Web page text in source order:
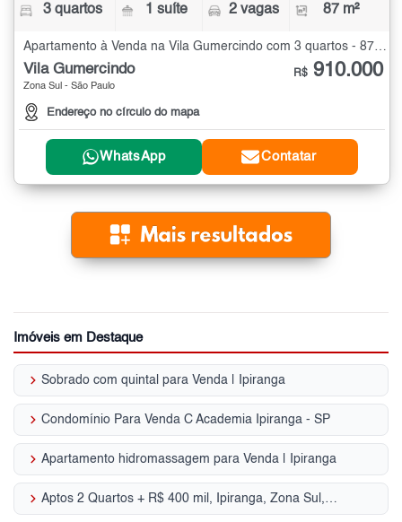
3 quartos 1 suíte 2 vagas 87 m²
Vila Gumercindo
Zona Sul - São Paulo
Endereço no círculo do mapa
R$ 910.000
WhatsApp Contatar
Imóveis em Destaque
keyboard_arrow_right Sobrado com quintal para Venda | Ipiranga
keyboard_arrow_right Condomínio Para Venda C Academia Ipiranga - SP
keyboard_arrow_right Apartamento hidromassagem para Venda | Ipiranga
keyboard_arrow_right Aptos 2 Quartos + R$ 400 mil, Ipiranga, Zona Sul, SP